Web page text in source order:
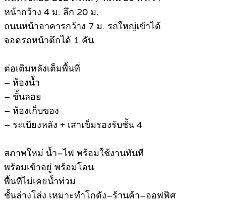
หน้ากว้าง 4 ม. ลึก 20 ม.
ถนนหน้าอาคารกว้าง 7 ม. รถใหญ่เข้าได้
จอดรถหน้าตึกได้ 1 คัน
ต่อเติมหลังเต็มพื้นที่
– ห้องน้ำ
– ชั้นลอย
– ห้องเก็บของ
– ระเบียงหลัง + เสาเข็มรองรับชั้น 4
สภาพใหม่ น้ำ–ไฟ พร้อมใช้งานทันที
พร้อมเข้าอยู่ พร้อมโอน
พื้นที่ไม่เคยน้ำท่วม
ชั้นล่างโล่ง เหมาะทำโกดัง–ร้านค้า–ออฟฟิศ